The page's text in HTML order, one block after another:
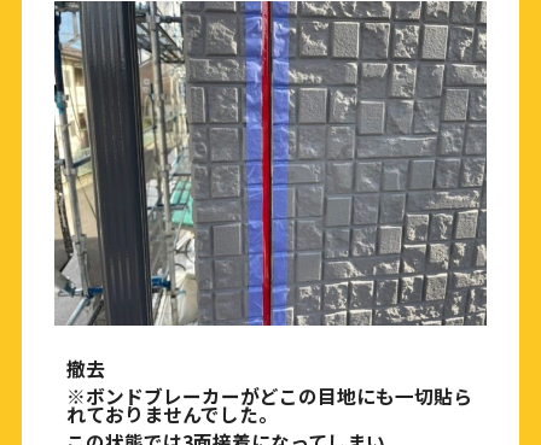
撤去
※ボンドブレーカーがどこの目地にも一切貼ら
れておりませんでした。